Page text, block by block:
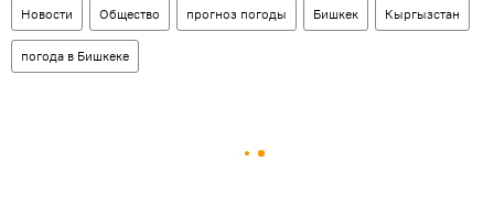
Новости Общество прогноз погоды Бишкек Кыргызстан
погода в Бишкеке